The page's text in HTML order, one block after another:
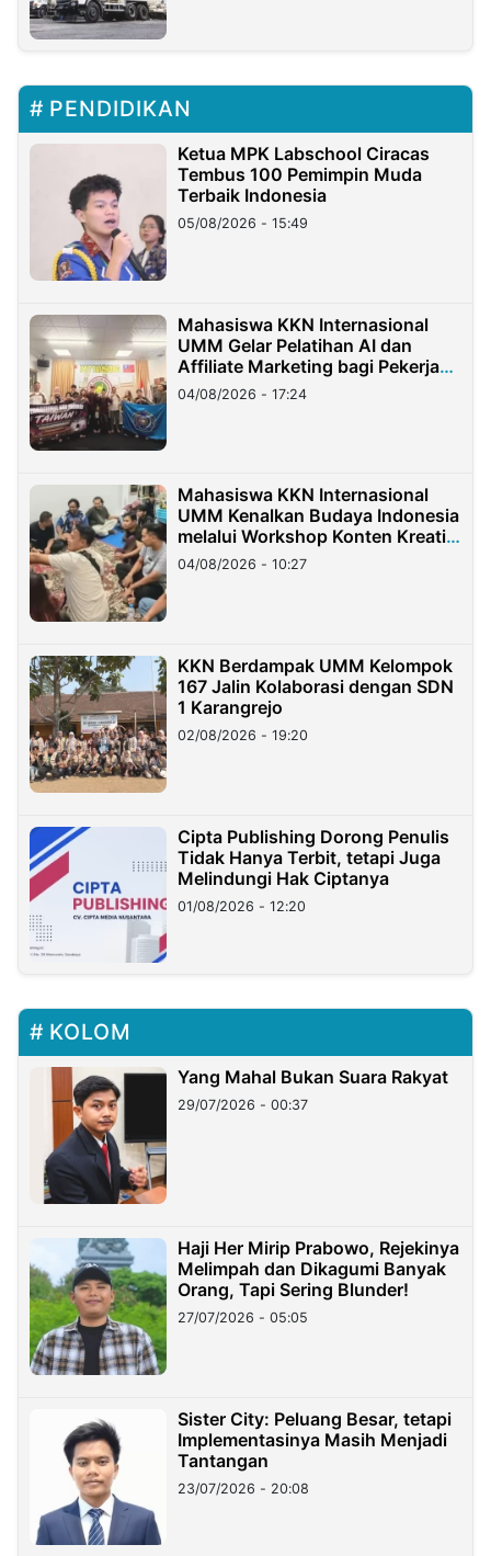
PENDIDIKAN
Ketua MPK Labschool Ciracas
Tembus 100 Pemimpin Muda
Terbaik Indonesia
05/08/2026 - 15:49
Mahasiswa KKN Internasional
UMM Gelar Pelatihan AI dan
Affiliate Marketing bagi Pekerja
Migran Indonesia di Taiwan
04/08/2026 - 17:24
Mahasiswa KKN Internasional
UMM Kenalkan Budaya Indonesia
melalui Workshop Konten Kreatif
di Taiwan
04/08/2026 - 10:27
KKN Berdampak UMM Kelompok
167 Jalin Kolaborasi dengan SDN
1 Karangrejo
02/08/2026 - 19:20
Cipta Publishing Dorong Penulis
Tidak Hanya Terbit, tetapi Juga
Melindungi Hak Ciptanya
01/08/2026 - 12:20
KOLOM
Yang Mahal Bukan Suara Rakyat
29/07/2026 - 00:37
Haji Her Mirip Prabowo, Rejekinya
Melimpah dan Dikagumi Banyak
Orang, Tapi Sering Blunder!
27/07/2026 - 05:05
Sister City: Peluang Besar, tetapi
Implementasinya Masih Menjadi
Tantangan
23/07/2026 - 20:08